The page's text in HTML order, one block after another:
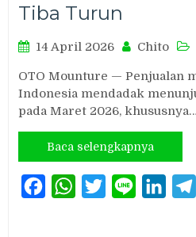
Tiba Turun
14 April 2026 Chito
OTO Mounture — Penjualan
Indonesia mendadak
pada Maret 2026, khususnya…
Baca selengkapnya
FacebookWhatsAppTwitterLine